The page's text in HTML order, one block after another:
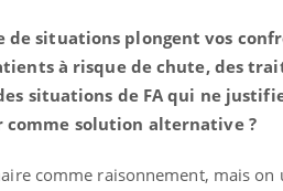
situations plongent vos
à risque de chute, des
situations de FA qui ne
comme solution alternative ?
comme raisonnement, mais
En 2026, l'insuline dans le diabète de
reste entourée d'idées reçues chez les
comme parfois chez les